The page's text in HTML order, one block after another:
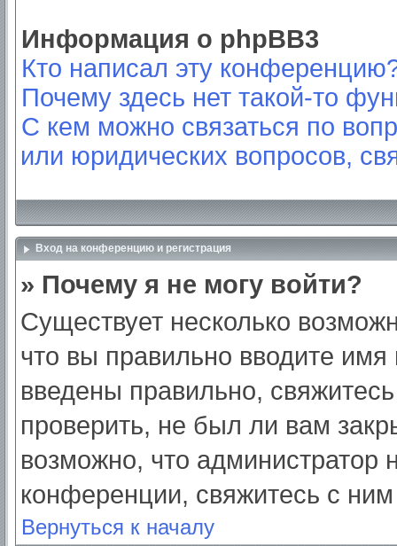
Информация о phpBB3
Кто написал эту
Почему здесь нет такой-то
С кем можно связаться по
или юридических вопросов,
Вход на конференцию и регистрация
» Почему я не могу войти?
Существует несколько
что вы правильно вводите
введены правильно,
проверить, не был ли вам
возможно, что администратор
конференции, свяжитесь с
Вернуться к началу